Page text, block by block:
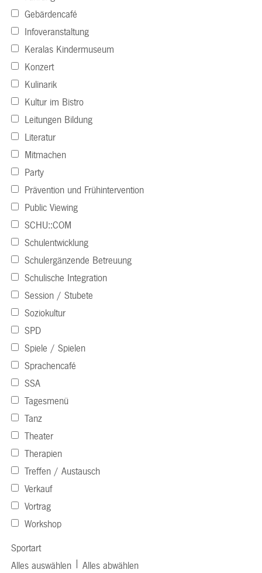
Gebärdencafé
Infoveranstaltung
Keralas Kindermuseum
Konzert
Kulinarik
Kultur im Bistro
Leitungen Bildung
Literatur
Mitmachen
Party
Prävention und Frühintervention
Public Viewing
SCHU::COM
Schulentwicklung
Schulergänzende Betreuung
Schulische Integration
Session / Stubete
Soziokultur
SPD
Spiele / Spielen
Sprachencafé
SSA
Tagesmenü
Tanz
Theater
Therapien
Treffen / Austausch
Verkauf
Vortrag
Workshop
Sportart
Alles auswählen
Alles abwählen